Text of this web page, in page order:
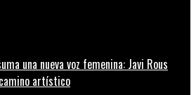
una nueva voz femenina: Javi Rous
artístico